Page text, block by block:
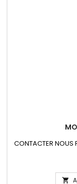
CONTACTER NOUS
